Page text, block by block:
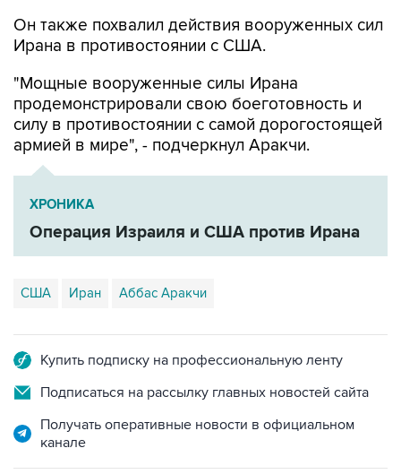
Он также похвалил действия вооруженных сил
Ирана в противостоянии с США.
"Мощные вооруженные силы Ирана
продемонстрировали свою боеготовность и
силу в противостоянии с самой дорогостоящей
армией в мире", - подчеркнул Аракчи.
ХРОНИКА
Операция Израиля и США против Ирана
США Иран Аббас Аракчи
Купить подписку на профессиональную ленту
Подписаться на рассылку главных новостей сайта
Получать оперативные новости в официальном
канале